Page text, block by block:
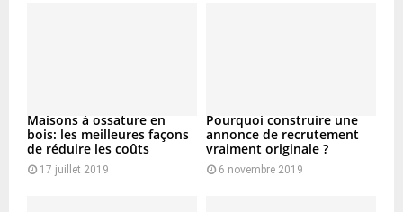
Maisons à ossature en
bois: les meilleures façons
de réduire les coûts
17 juillet 2019
Pourquoi construire une
annonce de recrutement
vraiment originale ?
6 novembre 2019